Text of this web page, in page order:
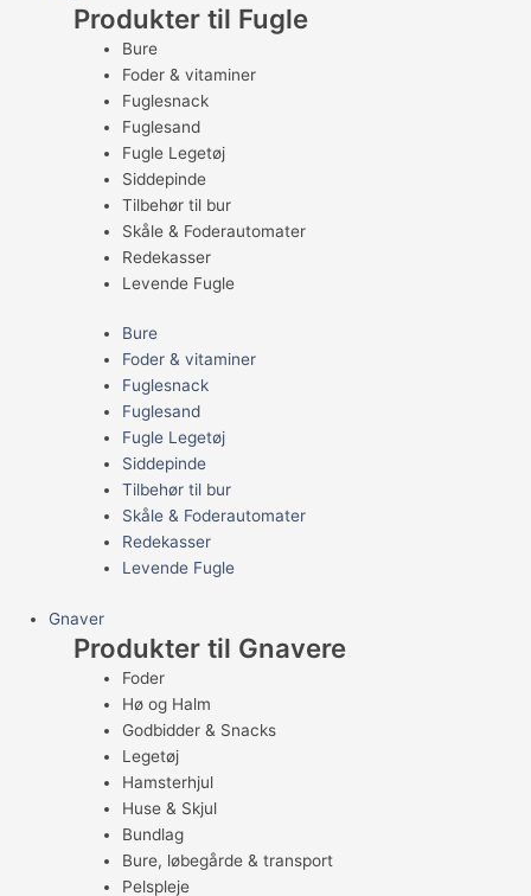
Produkter til Fugle
Bure
Foder & vitaminer
Fuglesnack
Fuglesand
Fugle Legetøj
Siddepinde
Tilbehør til bur
Skåle & Foderautomater
Redekasser
Levende Fugle
Bure
Foder & vitaminer
Fuglesnack
Fuglesand
Fugle Legetøj
Siddepinde
Tilbehør til bur
Skåle & Foderautomater
Redekasser
Levende Fugle
Gnaver
Produkter til Gnavere
Foder
Hø og Halm
Godbidder & Snacks
Legetøj
Hamsterhjul
Huse & Skjul
Bundlag
Bure, løbegårde & transport
Pelspleje